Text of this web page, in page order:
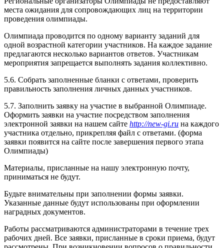
Региональные организаторы Олимпиады не предоставляют
места ожидания для сопровождающих лиц на территории
проведения олимпиады.
Олимпиада проводится по одному варианту заданий для
одной возрастной категории участников. На каждое задание
предлагаются несколько вариантов ответов. Участникам
мероприятия запрещается выполнять задания коллективно.
5.6. Собрать заполненные бланки с ответами, проверить
правильность заполнения личных данных участников.
5.7. Заполнить заявку на участие в выбранной Олимпиаде.
Оформить заявки на участие посредством заполнения
электронной заявки на нашем сайтеhttp://new-gi.ruна каждого
участника отдельно, прикрепляя файл с ответами. (форма
заявки появится на сайте после завершения первого этапа
Олимпиады)
Материалы, присланные на нашу электронную почту,
приниматься не будут.
Будьте внимательны при заполнении формы заявки.
Указанные данные будут использованы при оформлении
наградных документов.
Работы рассматриваются администраторами в течение трех
рабочих дней. Все заявки, присланные в сроки приема, будут